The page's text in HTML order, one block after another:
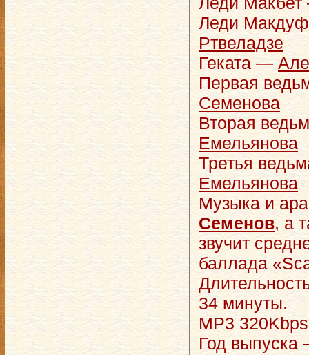
Леди
Ртвеладзе
Геката —
Первая
Семенова
Вторая
Емельянова
Третья
Емельянова
Музыка и
Семенов, а
звучит
баллада
34 минуты.
MP3
Год выпуска